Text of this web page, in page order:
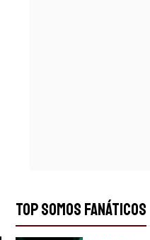
TOP SOMOS FANÁTICOS